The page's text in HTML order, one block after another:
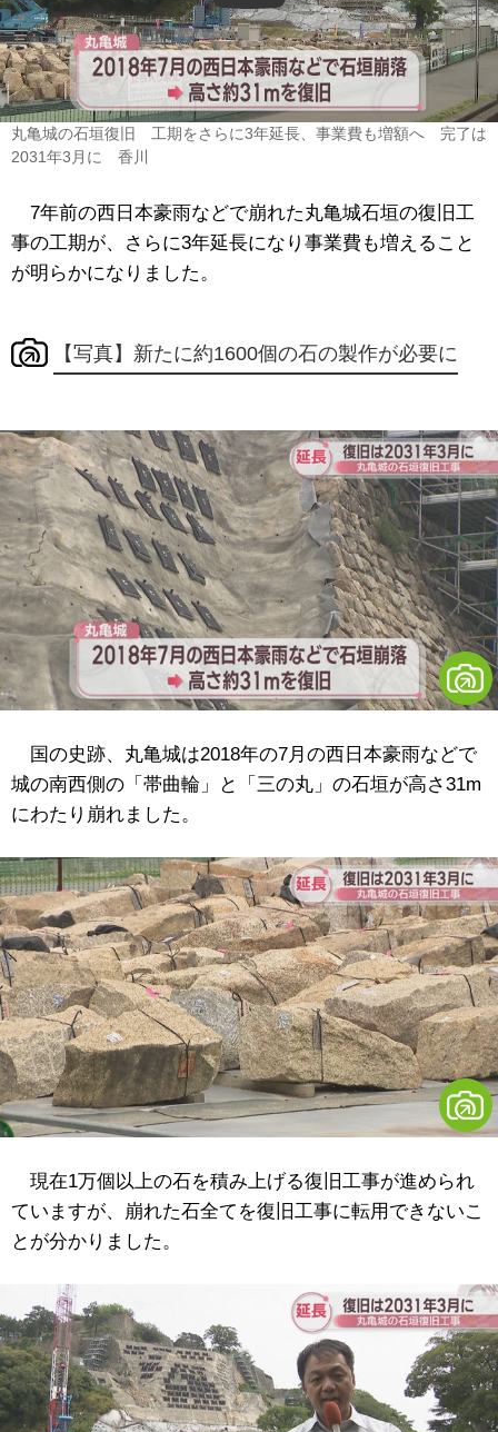
丸亀城の石垣復旧 工期をさらに3年延長、事業費も増額へ 完了は
2031年3月に 香川
7年前の西日本豪雨などで崩れた丸亀城石垣の復旧工
事の工期が、さらに3年延長になり事業費も増えること
が明らかになりました。
【写真】新たに約1600個の石の製作が必要に
国の史跡、丸亀城は2018年の7月の西日本豪雨などで
城の南西側の「帯曲輪」と「三の丸」の石垣が高さ31m
にわたり崩れました。
現在1万個以上の石を積み上げる復旧工事が進められ
ていますが、崩れた石全てを復旧工事に転用できないこ
とが分かりました。